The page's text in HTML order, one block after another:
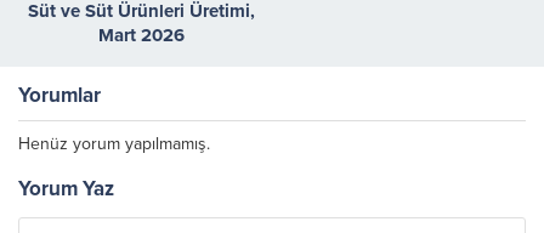
Süt ve Süt Ürünleri Üretimi,
Mart 2026
Yorumlar
Henüz yorum yapılmamış.
Yorum Yaz